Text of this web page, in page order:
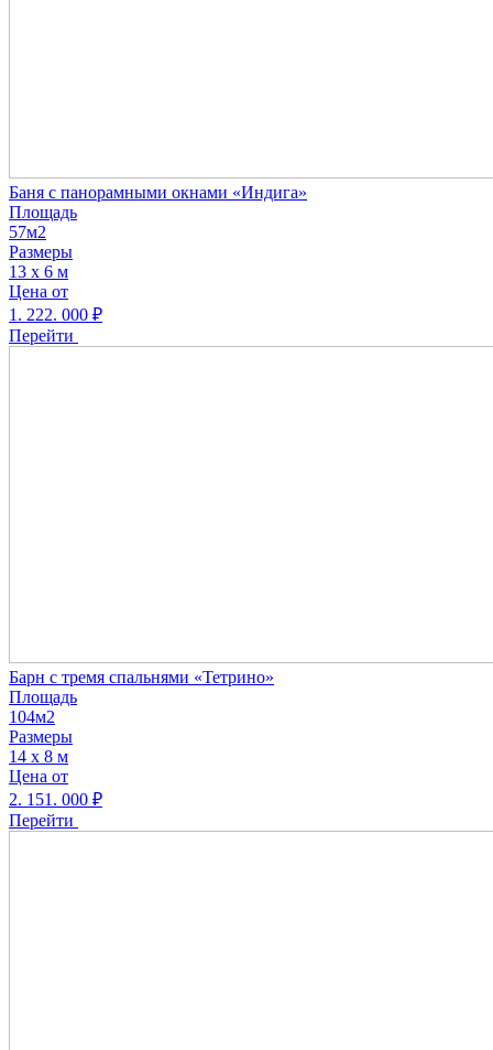
Баня с панорамными окнами «Индига»
Площадь
57м2
Размеры
13 х 6 м
Цена от
1. 222. 000 ₽
Перейти
Барн с тремя спальнями «Тетрино»
Площадь
104м2
Размеры
14 х 8 м
Цена от
2. 151. 000 ₽
Перейти